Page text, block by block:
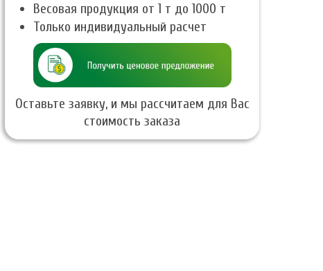
Весовая продукция от 1 т до 1000 т
Только индивидуальный расчет
Оставьте заявку, и мы рассчитаем для Вас
стоимость заказа